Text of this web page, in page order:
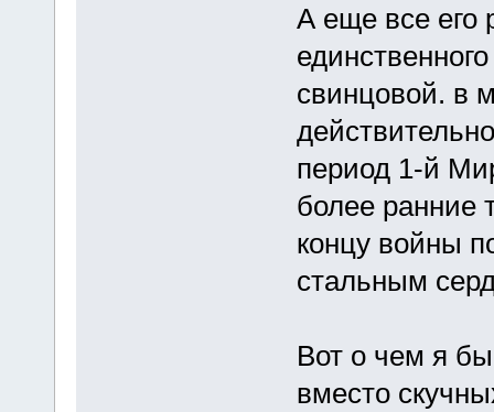
А еще все его
свинцовой. в
период 1-й
более ранние
концу войны
стальным
Вот о чем я
вместо